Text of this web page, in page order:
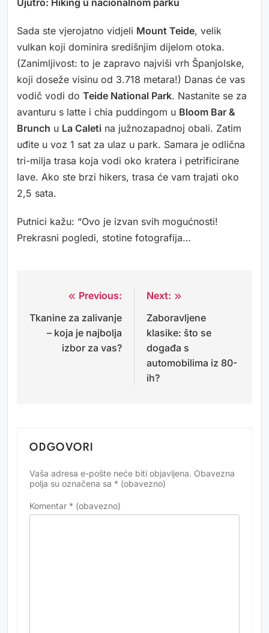
Ujutro: Hiking u nacionalnom parku
Sada ste vjerojatno vidjeli Mount Teide, velik
vulkan koji dominira središnjim dijelom otoka.
(Zanimljivost: to je zapravo najviši vrh Španjolske,
koji doseže visinu od 3.718 metara!) Danas će vas
vodič vodi do Teide National Park. Nastanite se za
avanturu s latte i chia puddingom u Bloom Bar &
Brunch u La Caleti na južnozapadnoj obali. Zatim
uđite u voz 1 sat za ulaz u park. Samara je odlična
tri-milja trasa koja vodi oko kratera i petrificirane
lave. Ako ste brzi hikers, trasa će vam trajati oko
2,5 sata.
Putnici kažu: “Ovo je izvan svih mogućnosti!
Prekrasni pogledi, stotine fotografija…
Navigacija
objava
Previous:
Tkanine za zalivanje
– koja je najbolja
izbor za vas?
Next:
Zaboravljene
klasike: što se
događa s
automobilima iz 80-
ih?
ODGOVORI
Vaša adresa e-pošte neće biti objavljena. Obavezna
polja su označena sa * (obavezno)
Komentar * (obavezno)
Alternative: